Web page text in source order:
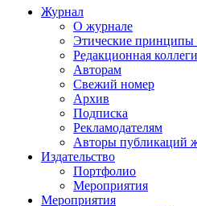
Журнал
О журнале
Этические принципы
Редакционная
Авторам
Свежий номер
Архив
Подписка
Рекламодателям
Авторы публикаций
Издательство
Портфолио
Мероприятия
Мероприятия